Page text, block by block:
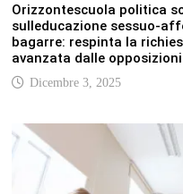
Orizzontescuola politica
sulleducazione sessuo-
bagarre: respinta la
avanzata dalle opposizioni
Dicembre 3, 2025